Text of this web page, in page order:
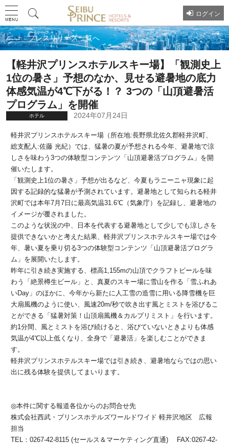
ログイン
プレスリリース一覧へ
【軽井沢プリンスホテルスキー場】「観測史上
1位の暑さ」予想のなか、見せる避暑地の底力
体感気温が4℃下がる！？ 3つの「山頂避暑活
プログラム」を開催
ホテル 2024年07月24日
軽井沢プリンスホテルスキー場（所在地:長野県北佐久郡軽井沢町、
総支配人:佐藤 光紀）では、猛暑の夏が予想される今年、避暑地で涼
しさを味わう3つの体験型コンテンツ「山頂避暑活プログラム」を開
催いたします。
「観測史上1位の暑さ」予想が出るなど、今夏もラニーニャ現象に起
因する記録的な猛暑が予測されています。避暑地として知られる軽井
沢町では本年7月7日に最高気温31.6℃（気象庁）を記録し、避暑地の
イメージが覆されました。
このような状況の中、日本を代表する避暑地として少しでも涼しさを
提供できないかと考えた結果、軽井沢プリンスホテルスキー場では今
年、暑い夏を乗り切る3つの体験型コンテンツ「山頂避暑活プログラ
ム」を展開いたします。
昨年に引き続き実施する、標高1,155mの山頂でクラフトビールを味
わう「絶景樽生ビール」と、真夏のスキー場に雪山を作る「雪ふれあ
いDay」のほかに、今年から新たに人工雪の造雪に用いる降雪機を巨
大扇風機のように使い、風速20m/秒で吹き出す風とミストを浴びるこ
とができる「猛暑対策！山頂扇風機＆カルプリミスト」を行います。
約1分間、風とミストを浴び続けると、浴びていないときよりも体感
気温が4℃以上低くなり、全身で「避暑活」を楽しむことができま
す。
軽井沢プリンスホテルスキー場では引き続き、避暑地ならではの思い
出に残る体験を提供してまいります。
◎本件に関する報道各位からのお問合せ先
株式会社西武・プリンスホテルズワールドワイド 軽井沢地区 広報
担当
TEL：0267-42-8115 (セールス＆マーケティング直通) FAX:0267-42-